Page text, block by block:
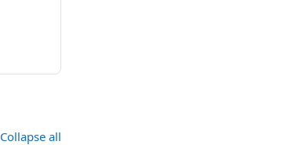
Collapse all